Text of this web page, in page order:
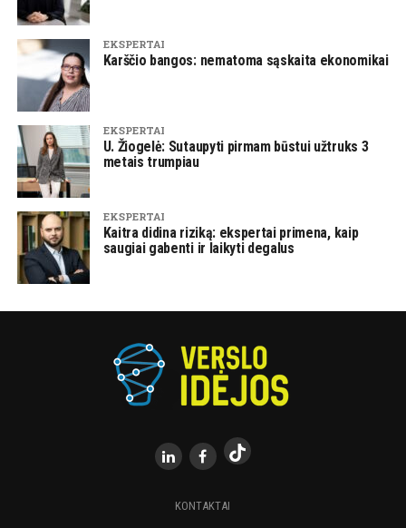
EKSPERTAI
Karščio bangos: nematoma sąskaita ekonomikai
EKSPERTAI
U. Žiogelė: Sutaupyti pirmam būstui užtruks 3
metais trumpiau
EKSPERTAI
Kaitra didina riziką: ekspertai primena, kaip
saugiai gabenti ir laikyti degalus
KONTAKTAI